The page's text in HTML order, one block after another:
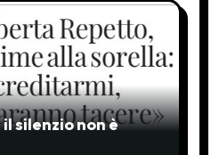
silenzio non è